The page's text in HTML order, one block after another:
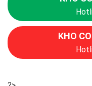
KHO